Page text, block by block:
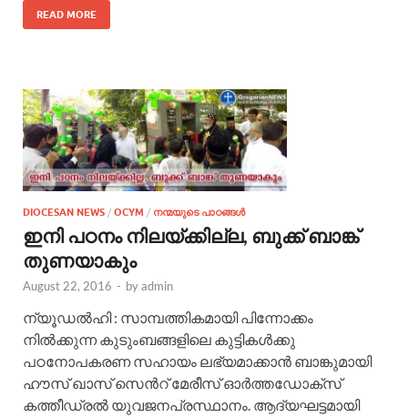
READ MORE
DIOCESAN NEWS / OCYM / നന്മയുടെ പാഠങ്ങള്‍
ഇനി പഠനം നിലയ്ക്കില്ല, ബുക്ക് ബാങ്ക്
തുണയാകും
August 22, 2016 - byadmin
ന്യൂഡല്‍ഹി : സാമ്പത്തികമായി പിന്നോക്കം
നില്‍ക്കുന്ന കുടുംബങ്ങളിലെ കുട്ടികള്‍ക്കു
പഠനോപകരണ സഹായം ലഭ്യമാക്കാന്‍ ബാങ്കുമായി
ഹൗസ് ഖാസ് സെന്‍റ് മേരീസ് ഓര്‍ത്തഡോക്സ്
കത്തീഡ്രല്‍ യുവജനപ്രസ്ഥാനം. ആദ്യഘട്ടമായി